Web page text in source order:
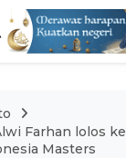
Farhan lolos
Masters